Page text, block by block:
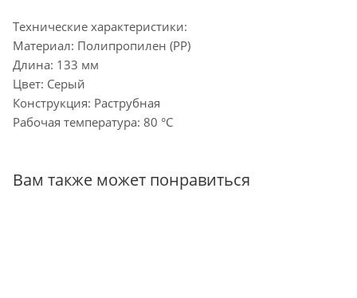
Технические характеристики:
Материал: Полипропилен (PP)
Длина: 133 мм
Цвет: Серый
Конструкция: Раструбная
Рабочая температура: 80 °С
Вам также может понравиться